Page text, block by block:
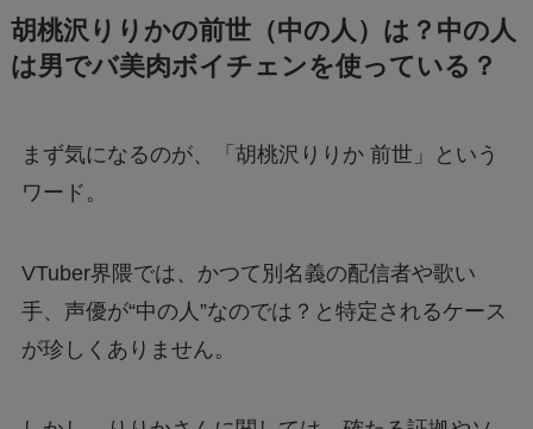
胡桃沢りりかの前世（中の人）は？中の人
は男でバ美肉ボイチェンを使っている？
まず気になるのが、「胡桃沢りりか 前世」という
ワード。
VTuber界隈では、かつて別名義の配信者や歌い
手、声優が“中の人”なのでは？と特定されるケース
が珍しくありません。